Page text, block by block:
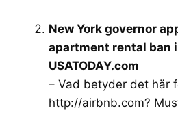
New York governor
apartment rental ban
USATODAY.com
– Vad betyder det här
http://airbnb.com?